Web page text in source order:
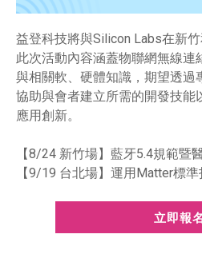
益登科技將與Silicon Labs在新
此次活動內容涵蓋物聯網無線連
與相關軟、硬體知識，期望透過
協助與會者建立所需的開發技能
應用創新。
【8/24 新竹場】藍牙5.4規範暨
【9/19 台北場】運用Matter標
立即報